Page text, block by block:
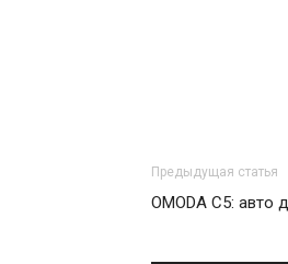
Предыдущая статья
OMODA C5: авто